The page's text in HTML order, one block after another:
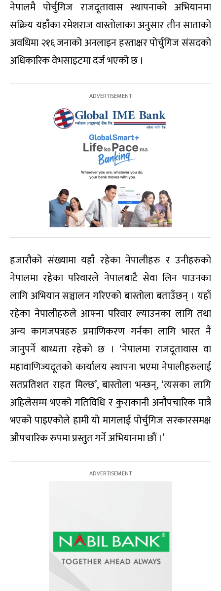
नेपालमै पोर्चुगिज राजदूतावास स्थापनाको अभियानमा
सक्रिय यहाँका रमेशराज वास्तोलाका अनुसार तीन साताको
अवधिमा २१६ जनाको अनलाइन हस्ताक्षर पोर्चुगिज संसदको
अधिकारिक वेभसाइटमा दर्ज भएको छ ।
हजारौको संख्यामा यहाँ रहेका नेपालीहरु र उनीहरुको
नेपालमा रहेका परिवारले नेपालबाटै सेवा लिन पाउनका
लागि अभियान सञ्चालन गरिएको बास्तोला बताउँछन् । यहाँ
रहेका नेपालीहरुले आफ्ना परिवार ल्याउनका लागि तथा
अन्य कागजपत्रहरु प्रमाणिकरण गर्नका लागि भारत नै
जानुपर्ने बाध्यता रहेको छ । ‘नेपालमा राजदूतावास वा
महावाणिज्यदूतको कार्यालय स्थापना भएमा नेपालीहरुलाई
सतप्रतिशत राहत मिल्छ’, बास्तोला भन्छन्, ‘त्यसका लागि
अहिलेसम्म भएको गतिविधि र कुराकानी अनौपचारिक मात्रै
भएको पाइएकोले हामी यो मागलाई पोर्चुगिज सरकारसमक्ष
औपचारिक रुपमा प्रस्तुत गर्ने अभियानमा छौं ।’